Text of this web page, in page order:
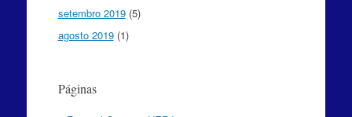
setembro 2019(5)
agosto 2019(1)
Páginas